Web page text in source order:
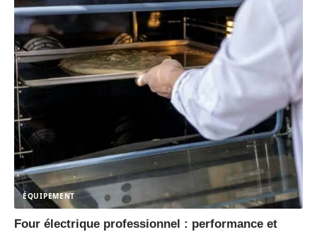
ÉQUIPEMENT
Four électrique professionnel : performance et